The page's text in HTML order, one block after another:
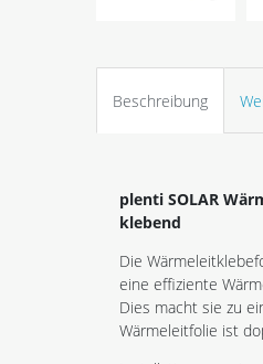
Beschreibung
plenti SOLAR
klebend
Die
eine effiziente
Dies macht sie zu
Wärmeleitfolie ist